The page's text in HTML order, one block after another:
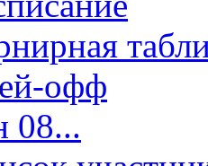
офф
08...